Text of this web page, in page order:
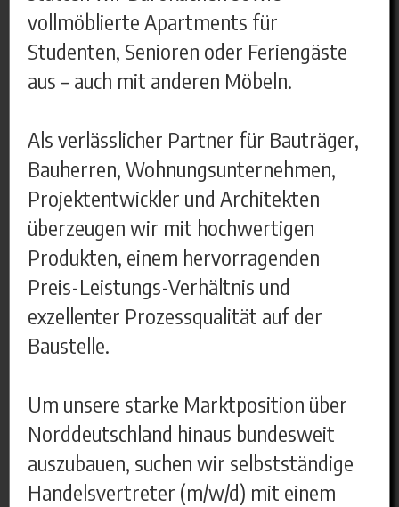
vollmöblierte Apartments für
Studenten, Senioren oder Feriengäste
aus – auch mit anderen Möbeln.
Als verlässlicher Partner für Bauträger,
Bauherren, Wohnungsunternehmen,
Projektentwickler und Architekten
überzeugen wir mit hochwertigen
Produkten, einem hervorragenden
Preis-Leistungs-Verhältnis und
exzellenter Prozessqualität auf der
Baustelle.
Um unsere starke Marktposition über
Norddeutschland hinaus bundesweit
auszubauen, suchen wir selbstständige
Handelsvertreter (m/w/d) mit einem